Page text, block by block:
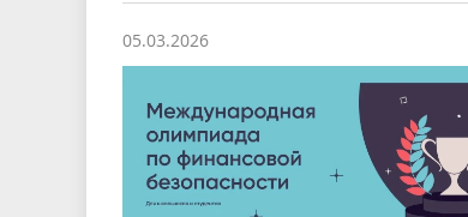
05.03.2026